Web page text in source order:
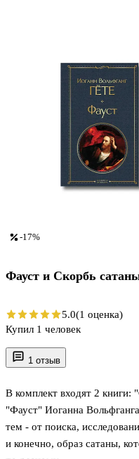
1 отзыв
В комплект входят 2
"Фауст" Иоганна
тем - от поиска,
и конечно, образ сатаны,
-17%
Фауст и Скорбь
5.0(1 оценка)
Купил 1 человек